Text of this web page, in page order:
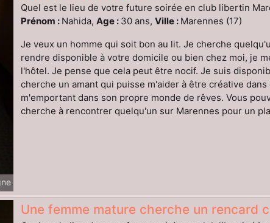
Quel est le lieu de votre future soirée en club libertin
Prénom : Nahida, Age : 30 ans, Ville : Marennes (17)
Je veux un homme qui soit bon au lit. Je cherche
rendre disponible à votre domicile ou bien chez moi, je
l'hôtel. Je pense que cela peut être nocif. Je suis
cherche un amant qui puisse m'aider à être créative
m'emportant dans son propre monde de rêves. Vous
cherche à rencontrer quelqu'un sur Marennes pour un
Une femme mature cherche un rencard